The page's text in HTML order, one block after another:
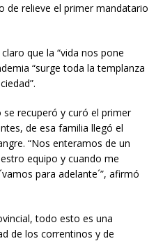
de relieve el primer mandatario
que la “vida nos pone
“surge toda la templanza
recuperó y curó el primer
de esa familia llegó el
“Nos enteramos de un
equipo y cuando me
para adelante´”, afirmó
todo esto es una
de los correntinos y de